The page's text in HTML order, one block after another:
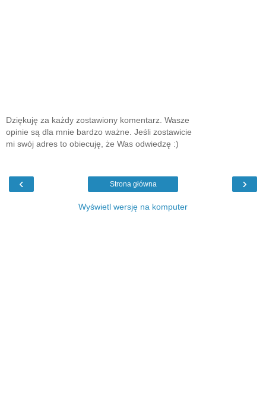
Dziękuję za każdy zostawiony komentarz. Wasze
opinie są dla mnie bardzo ważne. Jeśli zostawicie
mi swój adres to obiecuję, że Was odwiedzę :)
‹ ›
Strona główna
Wyświetl wersję na komputer